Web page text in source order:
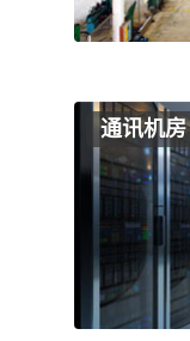
通讯机房